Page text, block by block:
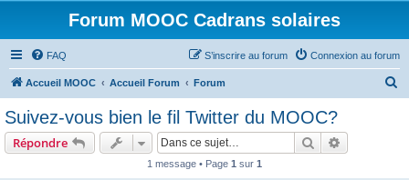
Forum MOOC Cadrans solaires
FAQ Connexion au forum
S’inscrire au forum
Accueil MOOC Accueil Forum Forum
Suivez-vous bien le fil Twitter du MOOC?
Répondre Rechercher
1 message • Page 1 sur 1